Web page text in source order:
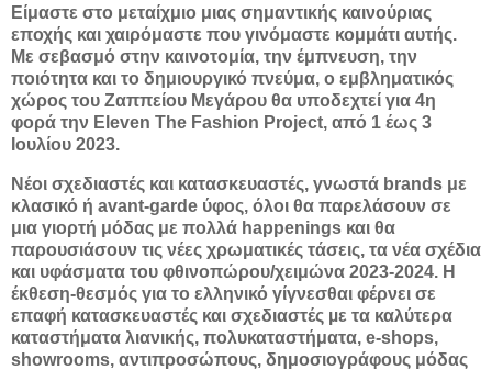
Είμαστε στο μεταίχμιο μιας σημαντικής καινούριας
εποχής και χαιρόμαστε που γινόμαστε κομμάτι αυτής.
Με σεβασμό στην καινοτομία, την έμπνευση, την
ποιότητα και το δημιουργικό πνεύμα, ο εμβληματικός
χώρος του Ζαππείου Μεγάρου θα υποδεχτεί για 4η
φορά την Eleven The Fashion Project, από 1 έως 3
Ιουλίου 2023.
Νέοι σχεδιαστές και κατασκευαστές, γνωστά brands με
κλασικό ή avant-garde ύφος, όλοι θα παρελάσουν σε
μια γιορτή μόδας με πολλά happenings και θα
παρουσιάσουν τις νέες χρωματικές τάσεις, τα νέα σχέδια
και υφάσματα του φθινοπώρου/χειμώνα 2023-2024. Η
έκθεση-θεσμός για το ελληνικό γίγνεσθαι φέρνει σε
επαφή κατασκευαστές και σχεδιαστές µε τα καλύτερα
καταστήματα λιανικής, πολυκαταστήματα, e-shops,
showrooms, αντιπροσώπους, δημοσιογράφους μόδας